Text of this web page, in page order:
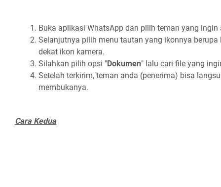
Buka aplikasi WhatsApp dan pilih teman yang
Selanjutnya pilih menu tautan yang ikonnya berupa
dekat ikon kamera.
Silahkan pilih opsi "Dokumen" lalu cari file yang
Setelah terkirim, teman anda (penerima) bisa
membukanya.
Cara Kedua